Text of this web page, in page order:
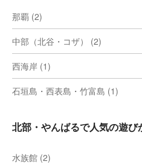
那覇 (2)
中部（北谷・コザ） (2)
西海岸 (1)
石垣島・西表島・竹富島 (1)
北部・やんばるで人気の遊び
水族館 (2)